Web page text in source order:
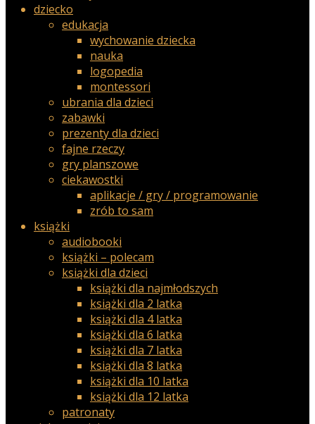
dziecko
edukacja
wychowanie dziecka
nauka
logopedia
montessori
ubrania dla dzieci
zabawki
prezenty dla dzieci
fajne rzeczy
gry planszowe
ciekawostki
aplikacje / gry / programowanie
zrób to sam
książki
audiobooki
książki – polecam
książki dla dzieci
książki dla najmłodszych
książki dla 2 latka
książki dla 4 latka
książki dla 6 latka
książki dla 7 latka
książki dla 8 latka
książki dla 10 latka
książki dla 12 latka
patronaty